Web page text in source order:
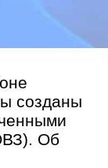
созданы
Об